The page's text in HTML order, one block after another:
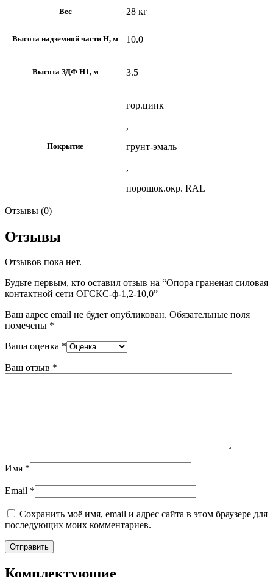
Вес 28 кг
Высота надземной части H, м 10.0
Высота ЗДФ Н1, м 3.5
Покрытие
гор.цинк
,
грунт-эмаль
,
порошок.окр. RAL
Отзывы (0)
Отзывы
Отзывов пока нет.
Будьте первым, кто оставил отзыв на “Опора граненая силовая
контактной сети ОГСКС-ф-1,2-10,0”
Ваш адрес email не будет опубликован. Обязательные поля
помечены *
Ваша оценка *
Ваш отзыв *
Имя *
Email *
Сохранить моё имя, email и адрес сайта в этом браузере для
последующих моих комментариев.
Комплектующие